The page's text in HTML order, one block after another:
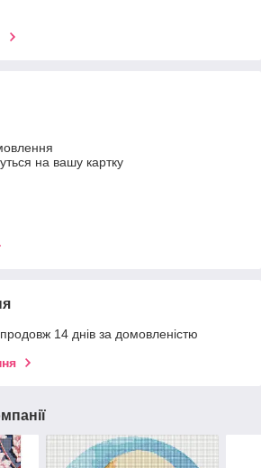
на вашу картку
14 днів за домовленістю